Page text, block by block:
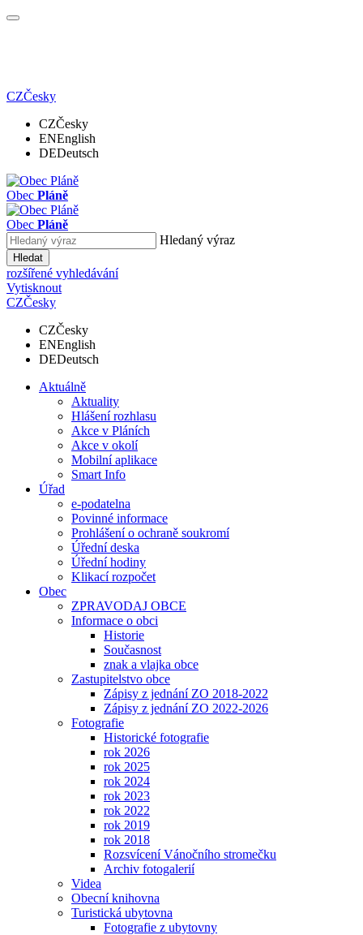
CZČesky
CZČesky
ENEnglish
DEDeutsch
Obec Pláně
Obec Pláně
Hledaný výraz
Hledat
rozšířené vyhledávání
Vytisknout
CZČesky
CZČesky
ENEnglish
DEDeutsch
Aktuálně
Aktuality
Hlášení rozhlasu
Akce v Pláních
Akce v okolí
Mobilní aplikace
Smart Info
Úřad
e-podatelna
Povinné informace
Prohlášení o ochraně soukromí
Úřední deska
Úřední hodiny
Klikací rozpočet
Obec
ZPRAVODAJ OBCE
Informace o obci
Historie
Současnost
znak a vlajka obce
Zastupitelstvo obce
Zápisy z jednání ZO 2018-2022
Zápisy z jednání ZO 2022-2026
Fotografie
Historické fotografie
rok 2026
rok 2025
rok 2024
rok 2023
rok 2022
rok 2019
rok 2018
Rozsvícení Vánočního stromečku
Archiv fotogalerií
Videa
Obecní knihovna
Turistická ubytovna
Fotografie z ubytovny